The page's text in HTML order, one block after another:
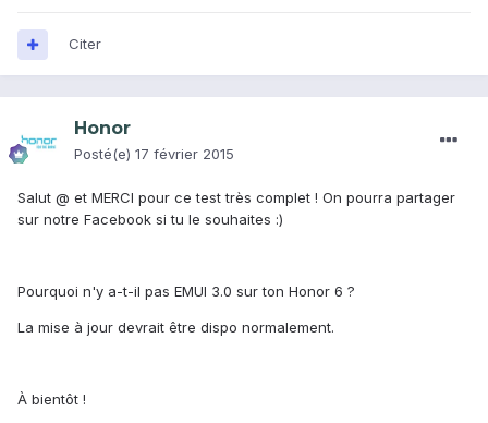
Citer
Honor
Posté(e) 17 février 2015
Salut @ et MERCI pour ce test très complet ! On pourra partager
sur notre Facebook si tu le souhaites :)
Pourquoi n'y a-t-il pas EMUI 3.0 sur ton Honor 6 ?
La mise à jour devrait être dispo normalement.
À bientôt !